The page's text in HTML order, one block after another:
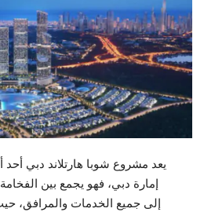
يعد مشروع شوبا هارتلاند دبي أحد
إمارة دبي، فهو يجمع بين
إلى جميع الخدمات والمرافق،